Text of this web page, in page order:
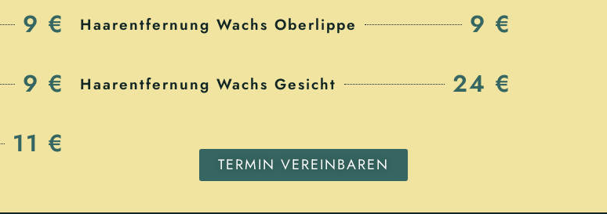
9 €
9 €
11 €
Haarentfernung Wachs Oberlippe 9 €
Haarentfernung Wachs Gesicht 24 €
TERMIN VEREINBAREN